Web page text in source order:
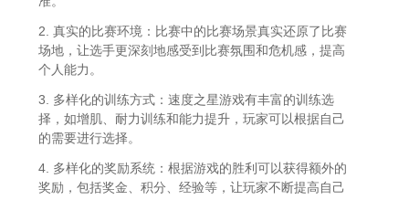
2. 真实的比赛环境：比赛中的比赛场景真实还原了比赛
场地，让选手更深刻地感受到比赛氛围和危机感，提高
个人能力。
3. 多样化的训练方式：速度之星游戏有丰富的训练选
择，如增肌、耐力训练和能力提升，玩家可以根据自己
的需要进行选择。
4. 多样化的奖励系统：根据游戏的胜利可以获得额外的
奖励，包括奖金、积分、经验等，让玩家不断提高自己